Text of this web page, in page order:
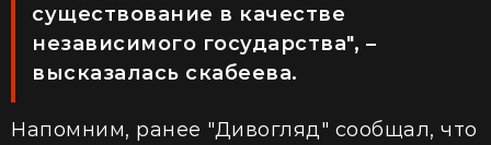
существование в качестве
независимого государства", –
высказалась скабеева.
Напомним, ранее "Дивогляд" сообщал, что